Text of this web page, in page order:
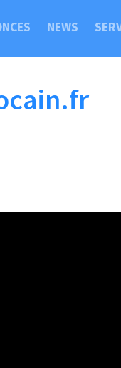
NEWS